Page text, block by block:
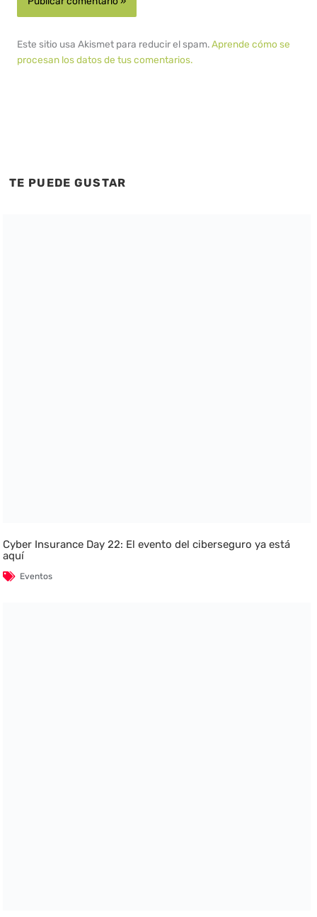
Este sitio usa Akismet para reducir el spam.Aprende cómo se
procesan los datos de tus comentarios.
TE PUEDE GUSTAR
Cyber Insurance Day 22: El evento del ciberseguro ya está
aquí
Eventos